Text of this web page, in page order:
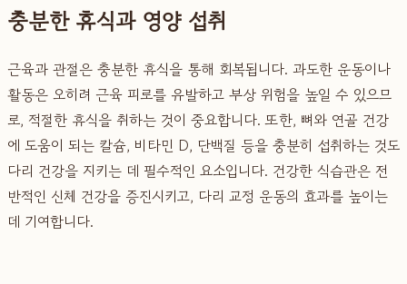
충분한 휴식과 영양 섭취
근육과 관절은 충분한 휴식을 통해 회복됩니다. 과도한 운동이나
활동은 오히려 근육 피로를 유발하고 부상 위험을 높일 수 있으므
로, 적절한 휴식을 취하는 것이 중요합니다. 또한, 뼈와 연골 건강
에 도움이 되는 칼슘, 비타민 D, 단백질 등을 충분히 섭취하는 것도
다리 건강을 지키는 데 필수적인 요소입니다. 건강한 식습관은 전
반적인 신체 건강을 증진시키고, 다리 교정 운동의 효과를 높이는
데 기여합니다.